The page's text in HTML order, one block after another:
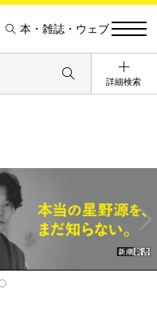
本・雑誌・ウェブ
詳細検索
Ne
xt